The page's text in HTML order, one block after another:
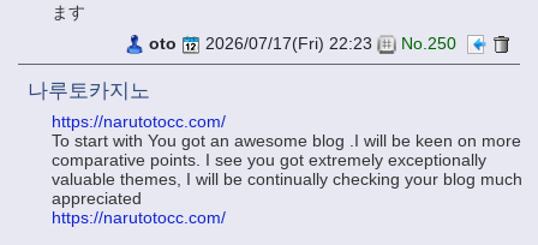
ます
oto
2026/07/17(Fri) 22:23 No.250
나루토카지노
https://narutotocc.com/
To start with You got an awesome blog .I will be keen on more
comparative points. I see you got extremely exceptionally
valuable themes, I will be continually checking your blog much
appreciated
https://narutotocc.com/